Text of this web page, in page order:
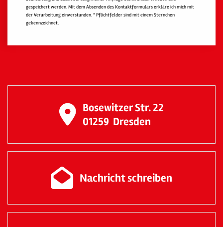
gespeichert werden. Mit dem Absenden des Kontaktformulars erkläre ich mich mit
der Verarbeitung einverstanden. * Pflichtfelder sind mit einem Sternchen
gekennzeichnet.
Bosewitzer Str. 22
01259 Dresden
Nachricht schreiben